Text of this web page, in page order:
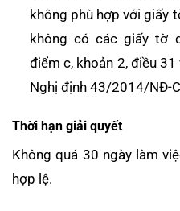
không phù hợp với giấy
không có các giấy tờ
điểm c, khoản 2, điều
Nghị định 43/2014/NĐ-
Thời hạn giải quyết
Không quá 30 ngày làm
hợp lệ.